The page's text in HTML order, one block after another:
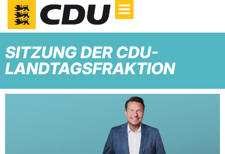
SITZUNG DER CDU-
LANDTAGSFRAKTION